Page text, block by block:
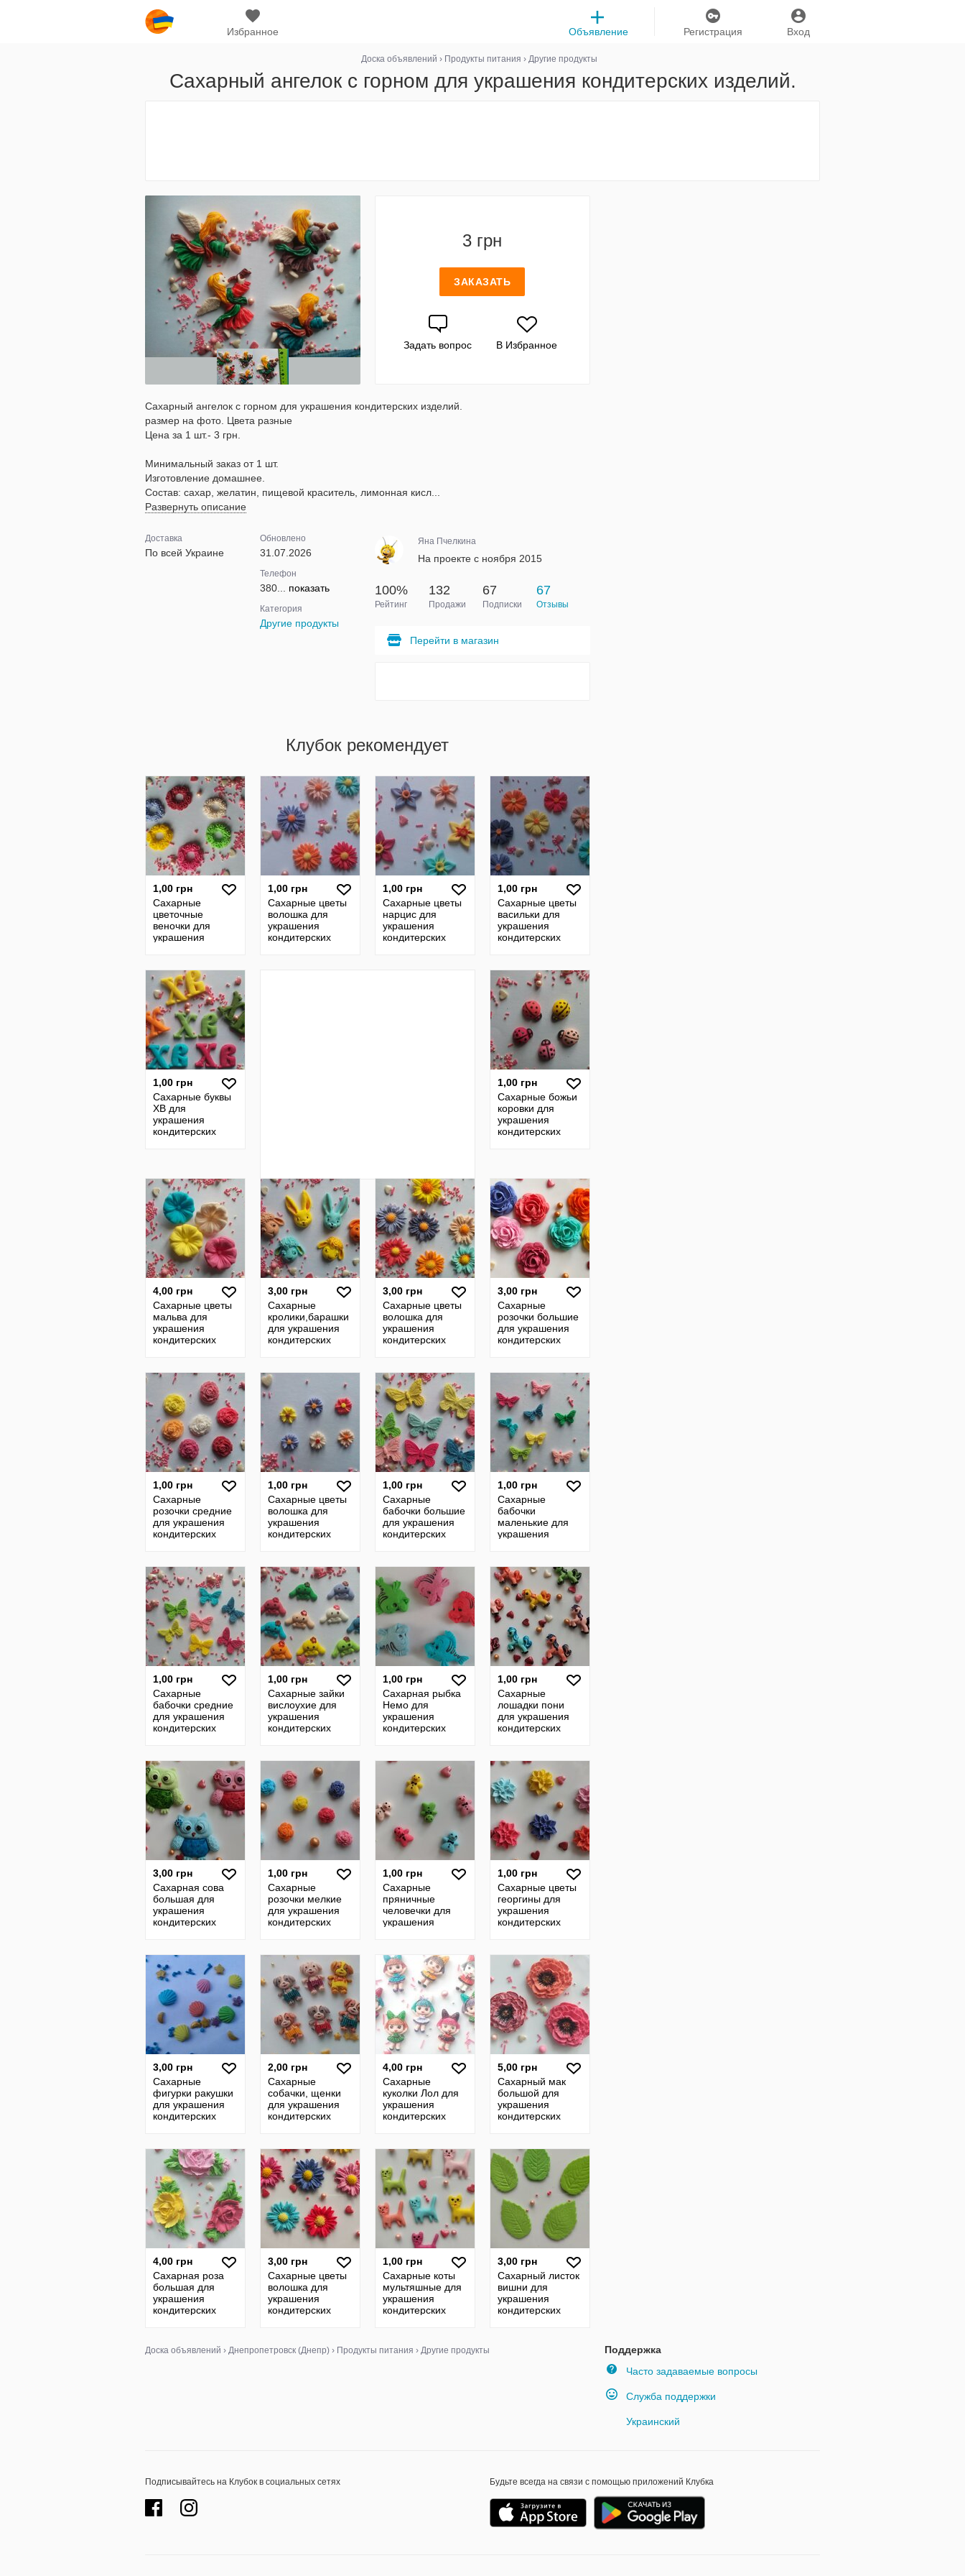
Избранное Вход
Регистрация
Объявление
Доска объявлений › Продукты питания › Другие продукты
Сахарный ангелок с горном для украшения кондитерских изделий.
3 грн
ЗАКАЗАТЬ
Задать вопрос В Избранное
Сахарный ангелок с горном для украшения кондитерских изделий.
размер на фото. Цвета разные
Цена за 1 шт.- 3 грн.
Минимальный заказ от 1 шт.
Изготовление домашнее.
Состав: сахар, желатин, пищевой краситель, лимонная кисл...
Развернуть описание
Доставка
По всей Украине
Обновлено
31.07.2026
Телефон
380... показать
Категория
Другие продукты
Яна Пчелкина
На проекте с ноября 2015
100%
Рейтинг
132
Продажи
67
Подписки
67
Отзывы
Перейти в магазин
Клубок рекомендует
1,00 грн
Сахарные
цветочные
веночки для
украшения
свечки
1,00 грн
Сахарные цветы
волошка для
украшения
кондитерских
1,00 грн
Сахарные цветы
нарцис для
украшения
кондитерских
1,00 грн
Сахарные цветы
васильки для
украшения
кондитерских
разные
1,00 грн
Сахарные буквы
ХВ для
украшения
кондитерских
1,00 грн
Сахарные божьи
коровки для
украшения
кондитерских
4,00 грн
Сахарные цветы
мальва для
украшения
кондитерских
разные Цена за 3
3,00 грн
Сахарные
кролики,барашки
для украшения
кондитерских
разные.Цена за
2шт.
3,00 грн
Сахарные цветы
волошка для
украшения
кондитерских
разные Цена
2шт.-
3,00 грн
Сахарные
розочки большие
для украшения
кондитерских
разные Цена за 2
1,00 грн
Сахарные
розочки средние
для украшения
кондитерских
разные Цена за 2
1,00 грн
Сахарные цветы
волошка для
украшения
кондитерских
разные Цена за 4
шт
1,00 грн
Сахарные
бабочки большие
для украшения
кондитерских
разные
1,00 грн
Сахарные
бабочки
маленькие для
украшения
на фото. Цвета
разные Цена за
1,00 грн
Сахарные
бабочки средние
для украшения
кондитерских
разные Цена за 3
1,00 грн
Сахарные зайки
вислоухие для
украшения
кондитерских
разные Цена за
3ш
1,00 грн
Сахарная рыбка
Немо для
украшения
кондитерских
шт.
1,00 грн
Сахарные
лошадки пони
для украшения
кондитерских
2 шт.- 1 грн. Цве
3,00 грн
Сахарная сова
большая для
украшения
кондитерских
1 шт.- 2 грн. Цв
1,00 грн
Сахарные
розочки мелкие
для украшения
кондитерских
5 шт.- 1 грн.
1,00 грн
Сахарные
пряничные
человечки для
украшения
на фото. Цена за
4 шт.- 1 г
1,00 грн
Сахарные цветы
георгины для
украшения
кондитерских
3 шт.- 1 грн.
3,00 грн
Сахарные
фигурки ракушки
для украшения
кондитерских
2,00 грн
Сахарные
собачки, щенки
для украшения
кондитерских
4,00 грн
Сахарные
куколки Лол для
украшения
кондитерских
разные Цена за 1
5,00 грн
Сахарный мак
большой для
украшения
кондитерских
4,00 грн
Сахарная роза
большая для
украшения
кондитерских
3,00 грн
Сахарные цветы
волошка для
украшения
кондитерских
1,00 грн
Сахарные коты
мультяшные для
украшения
кондитерских
3,00 грн
Сахарный листок
вишни для
украшения
кондитерских
Поддержка
Часто задаваемые вопросы
Служба поддержки
Украинский
Доска объявлений › Днепропетровск (Днепр) › Продукты питания › Другие продукты
Подписывайтесь на Клубок в социальных сетях Будьте всегда на связи с помощью приложений Клубка